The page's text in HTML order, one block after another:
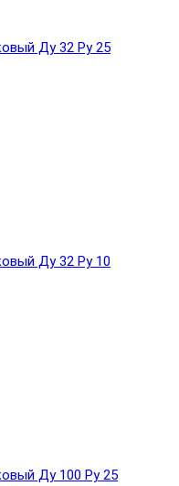
Ду 32 Ру 25
Ду 32 Ру 10
Ду 100 Ру 25